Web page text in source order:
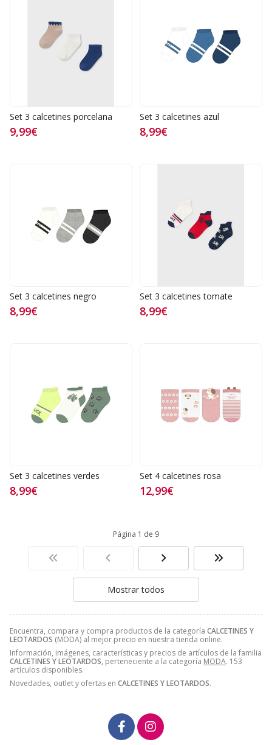
Encuentra, compara y compra productos de la categoría CALCETINES Y
LEOTARDOS (MODA) al mejor precio en nuestra tienda online.
Información, imágenes, características y precios de artículos de la familia
CALCETINES Y LEOTARDOS, perteneciente a la categoría MODA. 153
artículos disponibles.
Novedades, outlet y ofertas en CALCETINES Y LEOTARDOS.
Set 3 calcetines porcelana
9,99€
Set 3 calcetines azul
8,99€
Set 3 calcetines negro
8,99€
Set 3 calcetines tomate
8,99€
Set 3 calcetines verdes
8,99€
Set 4 calcetines rosa
12,99€
Página 1 de 9
Mostrar todos